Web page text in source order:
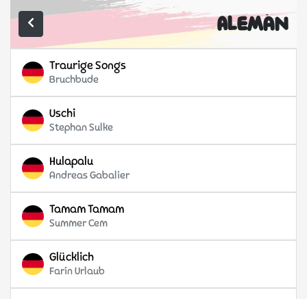
Alemán
Traurige Songs
Bruchbude
Uschi
Stephan Sulke
Hulapalu
Andreas Gabalier
Tamam Tamam
Summer Cem
Glücklich
Farin Urlaub